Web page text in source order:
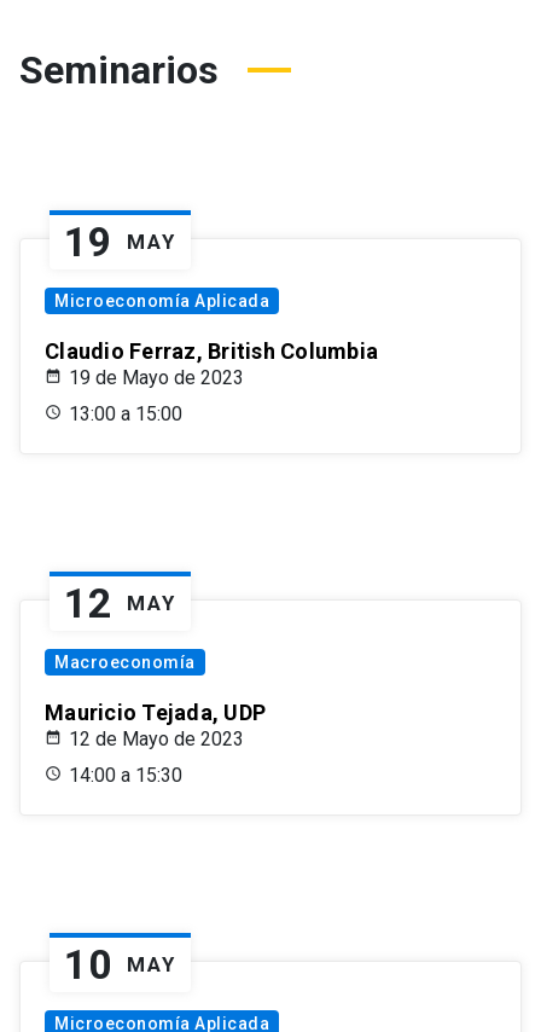
Seminarios
19 MAY
Microeconomía Aplicada
Claudio Ferraz, British Columbia
19 de Mayo de 2023
13:00 a 15:00
12 MAY
Macroeconomía
Mauricio Tejada, UDP
12 de Mayo de 2023
14:00 a 15:30
10 MAY
Microeconomía Aplicada